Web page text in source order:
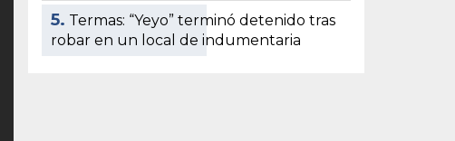
5. Termas: “Yeyo” terminó detenido tras
robar en un local de indumentaria